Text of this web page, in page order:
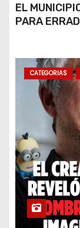
EL
PARA
CATEGORIAS